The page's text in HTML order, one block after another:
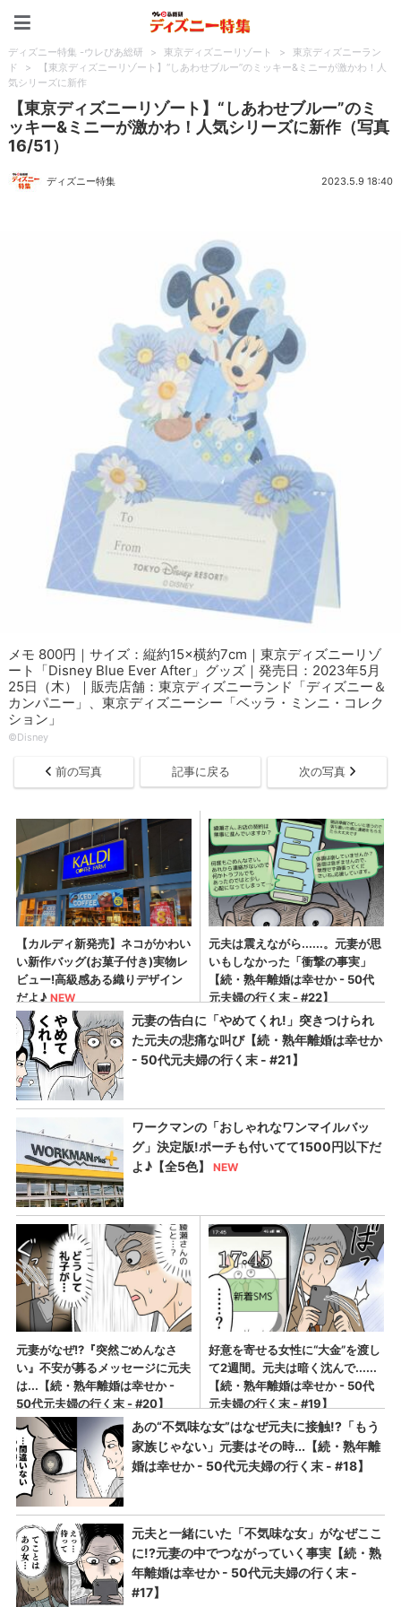
ディズニー特集 -ウレぴあ総研 > 東京ディズニーリゾート >
東京ディズニーラン
ド
>
【東京ディズニーリゾート】“しあわせブルー”のミッキー&ミニーが激かわ！人
気シリーズに新作
【東京ディズニーリゾート】“しあわせブルー”のミ
ッキー&ミニーが激かわ！人気シリーズに新作（写真
16/51）
ディズニー特集 2023.5.9 18:40
メモ 800円｜サイズ：縦約15×横約7cm｜東京ディズニーリゾ
ート「Disney Blue Ever After」グッズ｜発売日：2023年5月
25日（木）｜販売店舗：東京ディズニーランド「ディズニー＆
カンパニー」、東京ディズニーシー「ベッラ・ミンニ・コレク
ション」
©︎Disney
前の写真 記事に戻る 次の写真